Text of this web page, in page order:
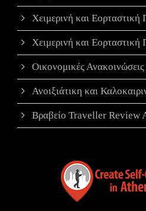
Χειμερινή και
Χειμερινή και
Οικονομικές
Ανοιξιάτικη και
Βραβείο Traveller Review